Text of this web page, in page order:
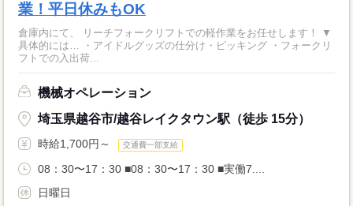
業！平日休みもOK
倉庫内にて、 リーチフォークリフトでの軽作業をお任せします！ ▼
具体的には… ・アイドルグッズの仕分け・ピッキング ・フォークリ
フトでの入出荷...
機械オペレーション
埼玉県越谷市/越谷レイクタウン駅（徒歩 15分）
時給1,700円～ 交通費一部支給
08：30〜17：30 ■08：30〜17：30 ■実働7....
日曜日